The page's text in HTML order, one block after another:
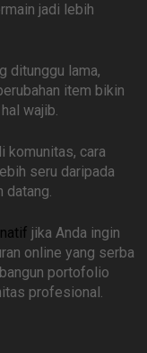
jadi lebih
ditunggu lama,
item bikin
wajib.
komunitas, cara
seru daripada
datang.
jika Anda ingin
online yang serba
portofolio
profesional.